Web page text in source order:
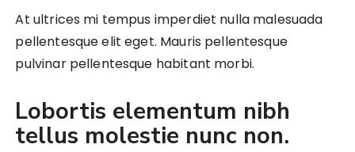
At ultrices mi tempus imperdiet nulla malesuada
pellentesque elit eget. Mauris pellentesque
pulvinar pellentesque habitant morbi.
Lobortis elementum nibh
tellus molestie nunc non.